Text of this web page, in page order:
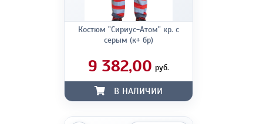
Костюм "Сириус-Атом" кр. с
серым (к+ бр)
9 382,00 руб.
В НАЛИЧИИ